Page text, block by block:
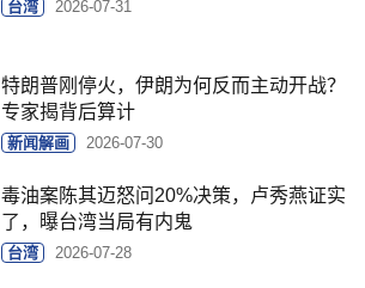
台湾 2026-07-31
特朗普刚停火，伊朗为何反而主动开战？
专家揭背后算计
新闻解画 2026-07-30
毒油案陈其迈怒问20%决策，卢秀燕证实
了，曝台湾当局有内鬼
台湾 2026-07-28